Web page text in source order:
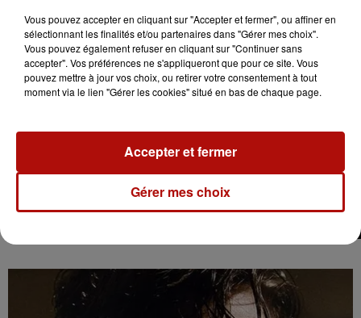
Vous pouvez accepter en cliquant sur "Accepter et fermer", ou affiner en
sélectionnant les finalités et/ou partenaires dans "Gérer mes choix".
Vous pouvez également refuser en cliquant sur "Continuer sans
accepter". Vos préférences ne s'appliqueront que pour ce site. Vous
pouvez mettre à jour vos choix, ou retirer votre consentement à tout
moment via le lien "Gérer les cookies" situé en bas de chaque page.
Gérer mes choix
Accepter et fermer